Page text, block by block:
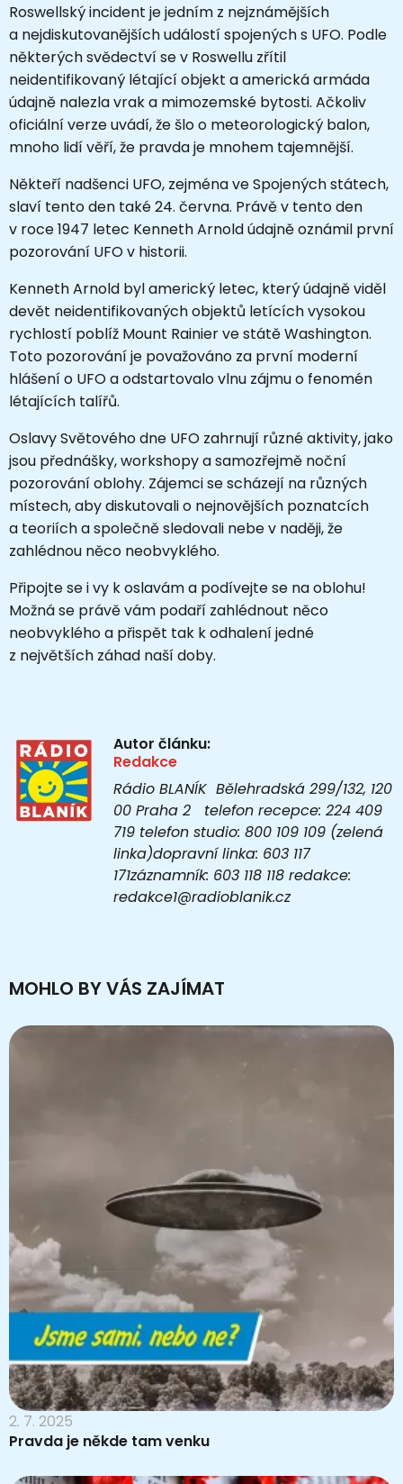
Roswellský incident je jedním z nejznámějších
a nejdiskutovanějších událostí spojených s UFO. Podle
některých svědectví se v Roswellu zřítil
neidentifikovaný létající objekt a americká armáda
údajně nalezla vrak a mimozemské bytosti. Ačkoliv
oficiální verze uvádí, že šlo o meteorologický balon,
mnoho lidí věří, že pravda je mnohem tajemnější.
Někteří nadšenci UFO, zejména ve Spojených státech,
slaví tento den také 24. června. Právě v tento den
v roce 1947 letec Kenneth Arnold údajně oznámil první
pozorování UFO v historii.
Kenneth Arnold byl americký letec, který údajně viděl
devět neidentifikovaných objektů letících vysokou
rychlostí poblíž Mount Rainier ve státě Washington.
Toto pozorování je považováno za první moderní
hlášení o UFO a odstartovalo vlnu zájmu o fenomén
létajících talířů.
Oslavy Světového dne UFO zahrnují různé aktivity, jako
jsou přednášky, workshopy a samozřejmě noční
pozorování oblohy. Zájemci se scházejí na různých
místech, aby diskutovali o nejnovějších poznatcích
a teoriích a společně sledovali nebe v naději, že
zahlédnou něco neobvyklého.
Připojte se i vy k oslavám a podívejte se na oblohu!
Možná se právě vám podaří zahlédnout něco
neobvyklého a přispět tak k odhalení jedné
z největších záhad naší doby.
Autor článku:
Redakce
Rádio BLANÍK Bělehradská 299/132, 120
00 Praha 2 telefon recepce: 224 409
719 telefon studio: 800 109 109 (zelená
linka)dopravní linka: 603 117
171záznamník: 603 118 118 redakce:
redakce1@radioblanik.cz
MOHLO BY VÁS ZAJÍMAT
2. 7. 2025
Pravda je někde tam venku